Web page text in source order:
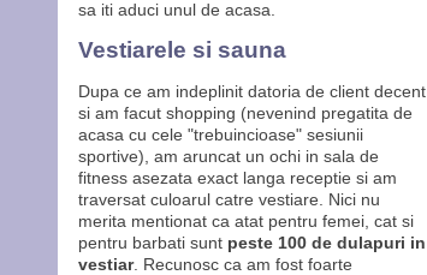
sa iti aduci unul de acasa.
Vestiarele si sauna
Dupa ce am indeplinit datoria de client decent
si am facut shopping (nevenind pregatita de
acasa cu cele "trebuincioase" sesiunii
sportive), am aruncat un ochi in sala de
fitness asezata exact langa receptie si am
traversat culoarul catre vestiare. Nici nu
merita mentionat ca atat pentru femei, cat si
pentru barbati sunt peste 100 de dulapuri in
vestiar. Recunosc ca am fost foarte